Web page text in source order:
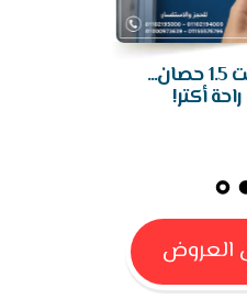
❄️✨ فريش إنفرتر إيليت 1.5 حصان...
راحة أكتر!